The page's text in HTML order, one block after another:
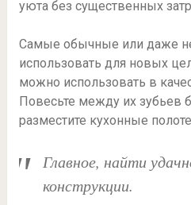
Самые обычные или даже
использовать для новых
можно использовать в
Повесьте между их зубьев
разместите кухонные
Главное, найти
конструкции.